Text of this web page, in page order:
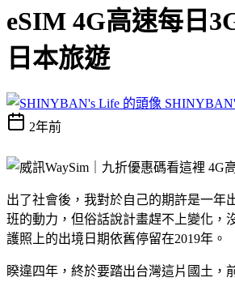
eSIM 4G高速每日
日本旅遊
2年前
出了社會後，我對於自己的期許是一年
班的動力，但俗話說計畫趕不上變化，
護照上的出境日期依舊停留在2019年。
睽違四年，終於要踏出台灣這片國土，